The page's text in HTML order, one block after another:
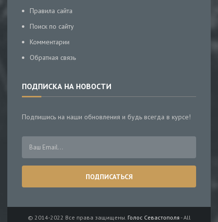
Правила сайта
Поиск по сайту
Комментарии
Обратная связь
ПОДПИСКА НА НОВОСТИ
Подпишись на наши обновления и будь всегда в курсе!
© 2014-2022 Все права защищены. Голос Севастополя - All